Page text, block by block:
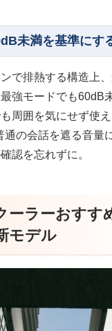
未満を基準にす
で排熱する構造上
強モードでも60dB
周囲を気にせず使え
通の会話を遮る音量
認を忘れずに。
ーラーおすす
モデル